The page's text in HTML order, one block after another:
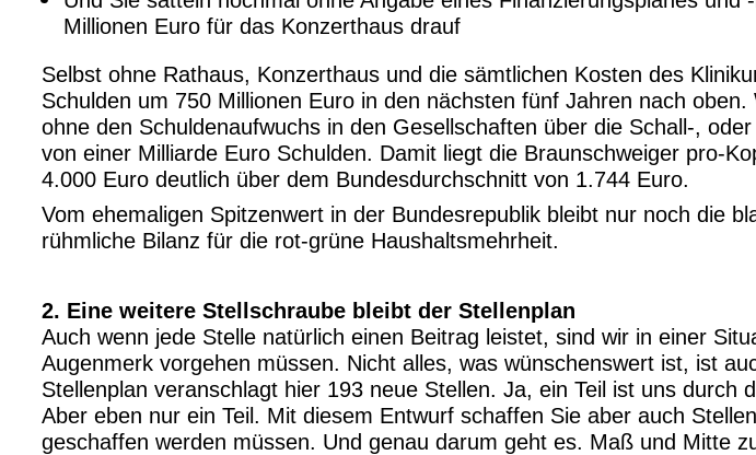
Millionen Euro für das Konzerthaus drauf
Selbst ohne Rathaus, Konzerthaus und die sämtlichen Kosten des
Schulden um 750 Millionen Euro in den nächsten fünf Jahren nach
ohne den Schuldenaufwuchs in den Gesellschaften über die Schall-,
von einer Milliarde Euro Schulden. Damit liegt die Braunschweiger pro-
4.000 Euro deutlich über dem Bundesdurchschnitt von 1.744 Euro.
Vom ehemaligen Spitzenwert in der Bundesrepublik bleibt nur noch die
rühmliche Bilanz für die rot-grüne Haushaltsmehrheit.
2. Eine weitere Stellschraube bleibt der Stellenplan
Auch wenn jede Stelle natürlich einen Beitrag leistet, sind wir in einer
Augenmerk vorgehen müssen. Nicht alles, was wünschenswert ist, ist
Stellenplan veranschlagt hier 193 neue Stellen. Ja, ein Teil ist uns durch
Aber eben nur ein Teil. Mit diesem Entwurf schaffen Sie aber auch
geschaffen werden müssen. Und genau darum geht es. Maß und Mitte